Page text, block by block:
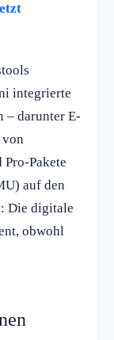
integrierte
– darunter E-
Pro-Pakete
auf den
Die digitale
obwohl